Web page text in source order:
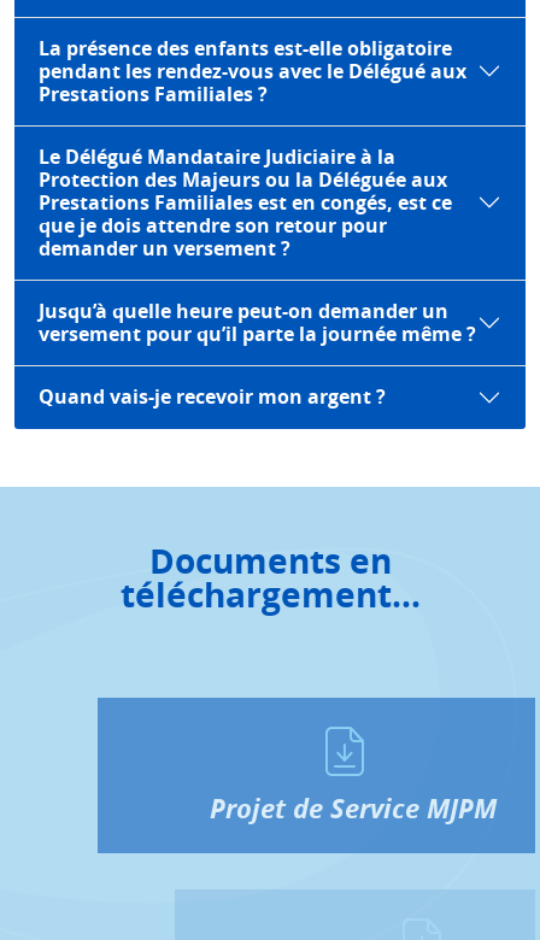
La présence des enfants est-elle obligatoire
pendant les rendez-vous avec le Délégué aux
Prestations Familiales ?
Le Délégué Mandataire Judiciaire à la
Protection des Majeurs ou la Déléguée aux
Prestations Familiales est en congés, est ce
que je dois attendre son retour pour
demander un versement ?
Jusqu’à quelle heure peut-on demander un
versement pour qu’il parte la journée même ?
Quand vais-je recevoir mon argent ?
Documents en
téléchargement...
Projet de Service MJPM